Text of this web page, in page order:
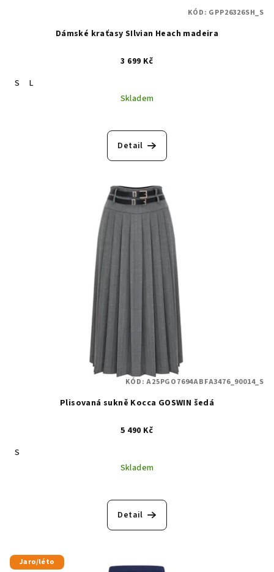
Dámské kraťasy SIlvian Heach madeira
3 699 Kč
S
L
Skladem
Detail
KÓD: GPP26326SH_S
Plisovaná sukně Kocca GOSWIN šedá
5 490 Kč
S
Skladem
Detail
KÓD:A25PGO7694ABFA3476_90014_S
Jaro/léto